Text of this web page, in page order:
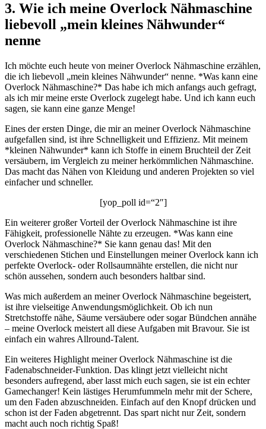
3. Wie ich meine Overlock Nähmaschine
liebevoll „mein kleines Nähwunder“
nenne
Ich möchte euch heute von meiner Overlock Nähmaschine erzählen,
die ich liebevoll „mein kleines Nähwunder“ nenne. *Was kann eine
Overlock Nähmaschine?* Das habe ich mich anfangs auch gefragt,
als ich mir meine erste Overlock zugelegt habe. Und ich kann euch
sagen, sie kann eine ganze Menge!
Eines der ersten Dinge, die mir an meiner Overlock Nähmaschine
aufgefallen sind, ist ihre Schnelligkeit und Effizienz. Mit meinem
*kleinen Nähwunder* kann ich Stoffe in einem Bruchteil der Zeit
versäubern, im Vergleich zu meiner herkömmlichen Nähmaschine.
Das macht das Nähen von Kleidung und anderen Projekten so viel
einfacher und schneller.
[yop_poll id=“2″]
Ein weiterer großer Vorteil der Overlock Nähmaschine ist ihre
Fähigkeit, professionelle Nähte zu erzeugen. *Was kann eine
Overlock Nähmaschine?* Sie kann genau das! Mit den
verschiedenen Stichen und Einstellungen meiner Overlock kann ich
perfekte Overlock- oder Rollsaumnähte erstellen, die nicht nur
schön aussehen, sondern auch besonders haltbar sind.
Was mich außerdem an meiner Overlock Nähmaschine begeistert,
ist ihre vielseitige Anwendungsmöglichkeit. Ob ich nun
Stretchstoffe nähe, Säume versäubere oder sogar Bündchen annähe
– meine Overlock meistert all diese Aufgaben mit Bravour. Sie ist
einfach ein wahres Allround-Talent.
Ein weiteres Highlight meiner Overlock Nähmaschine ist die
Fadenabschneider-Funktion. Das klingt jetzt vielleicht nicht
besonders aufregend, aber lasst mich euch sagen, sie ist ein echter
Gamechanger! Kein lästiges Herumfummeln mehr mit der Schere,
um den Faden abzuschneiden. Einfach auf den Knopf drücken und
schon ist der Faden abgetrennt. Das spart nicht nur Zeit, sondern
macht auch noch richtig Spaß!